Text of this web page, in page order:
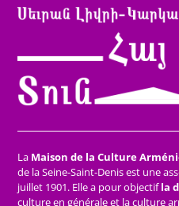
La Maison de la Culture
de la Seine-Saint-Denis est une
juillet 1901. Elle a pour objectifla
culture en générale et la culture